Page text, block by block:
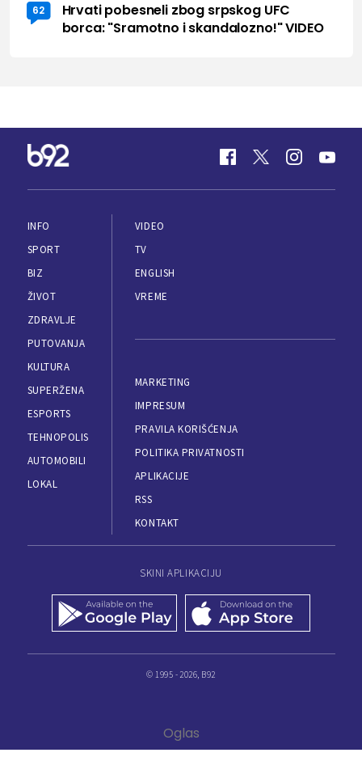
62
Hrvati pobesneli zbog srpskog UFC
borca: "Sramotno i skandalozno!" VIDEO
INFO
SPORT
BIZ
ŽIVOT
ZDRAVLJE
PUTOVANJA
KULTURA
SUPERŽENA
ESPORTS
TEHNOPOLIS
AUTOMOBILI
LOKAL
VIDEO
TV
ENGLISH
VREME
MARKETING
IMPRESUM
PRAVILA KORIŠĆENJA
POLITIKA PRIVATNOSTI
APLIKACIJE
RSS
KONTAKT
SKINI APLIKACIJU
© 1995 - 2026, B92